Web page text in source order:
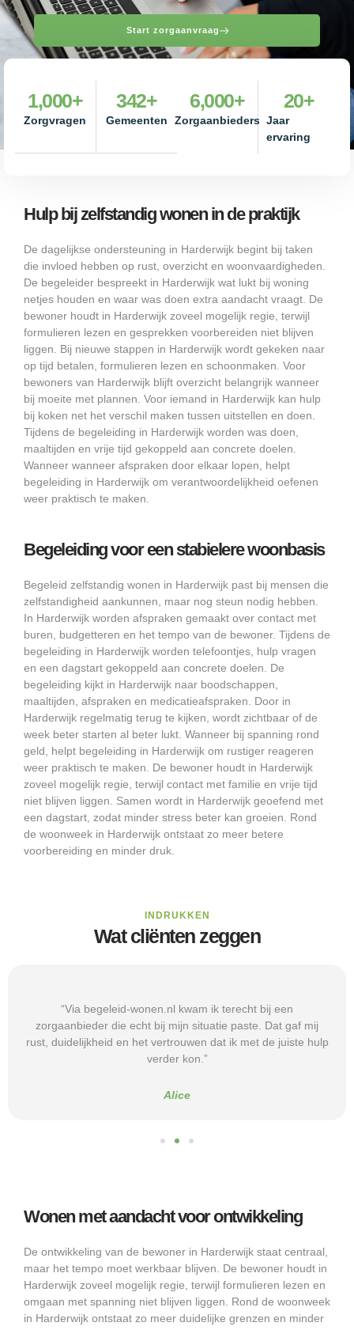
Start zorgaanvraag
Zorgvragen
1,000+
Gemeenten
342+
Zorgaanbieders
6,000+
Jaar
ervaring
20+
Hulp bij zelfstandig wonen in de praktijk
De dagelijkse ondersteuning in Harderwijk begint bij taken
die invloed hebben op rust, overzicht en woonvaardigheden.
De begeleider bespreekt in Harderwijk wat lukt bij woning
netjes houden en waar was doen extra aandacht vraagt. De
bewoner houdt in Harderwijk zoveel mogelijk regie, terwijl
formulieren lezen en gesprekken voorbereiden niet blijven
liggen. Bij nieuwe stappen in Harderwijk wordt gekeken naar
op tijd betalen, formulieren lezen en schoonmaken. Voor
bewoners van Harderwijk blijft overzicht belangrijk wanneer
bij moeite met plannen. Voor iemand in Harderwijk kan hulp
bij koken net het verschil maken tussen uitstellen en doen.
Tijdens de begeleiding in Harderwijk worden was doen,
maaltijden en vrije tijd gekoppeld aan concrete doelen.
Wanneer wanneer afspraken door elkaar lopen, helpt
begeleiding in Harderwijk om verantwoordelijkheid oefenen
weer praktisch te maken.
Begeleiding voor een stabielere woonbasis
Begeleid zelfstandig wonen in Harderwijk past bij mensen die
zelfstandigheid aankunnen, maar nog steun nodig hebben.
In Harderwijk worden afspraken gemaakt over contact met
buren, budgetteren en het tempo van de bewoner. Tijdens de
begeleiding in Harderwijk worden telefoontjes, hulp vragen
en een dagstart gekoppeld aan concrete doelen. De
begeleiding kijkt in Harderwijk naar boodschappen,
maaltijden, afspraken en medicatieafspraken. Door in
Harderwijk regelmatig terug te kijken, wordt zichtbaar of de
week beter starten al beter lukt. Wanneer bij spanning rond
geld, helpt begeleiding in Harderwijk om rustiger reageren
weer praktisch te maken. De bewoner houdt in Harderwijk
zoveel mogelijk regie, terwijl contact met familie en vrije tijd
niet blijven liggen. Samen wordt in Harderwijk geoefend met
een dagstart, zodat minder stress beter kan groeien. Rond
de woonweek in Harderwijk ontstaat zo meer betere
voorbereiding en minder druk.
INDRUKKEN
Wat cliënten zeggen
“Via begeleid-wonen.nl kwam ik terecht bij een
zorgaanbieder die echt bij mijn situatie paste. Dat gaf mij
rust, duidelijkheid en het vertrouwen dat ik met de juiste hulp
verder kon.”
Alice
Wonen met aandacht voor ontwikkeling
De ontwikkeling van de bewoner in Harderwijk staat centraal,
maar het tempo moet werkbaar blijven. De bewoner houdt in
Harderwijk zoveel mogelijk regie, terwijl formulieren lezen en
omgaan met spanning niet blijven liggen. Rond de woonweek
in Harderwijk ontstaat zo meer duidelijke grenzen en minder